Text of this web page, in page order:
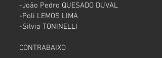
-João Pedro QUESADO DUVAL
-Poli LEMOS LIMA
-Silvia TONINELLI
CONTRABAIXO